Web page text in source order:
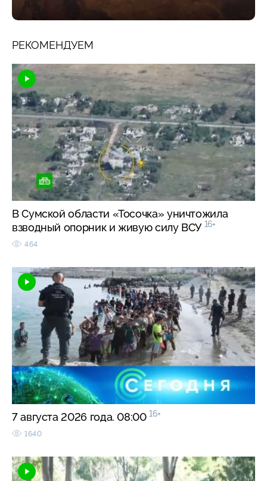
РЕКОМЕНДУЕМ
В Сумской области «Тосочка» уничтожила
взводный опорник и живую силу ВСУ 16+
464
7 августа 2026 года. 08:00 16+
1640